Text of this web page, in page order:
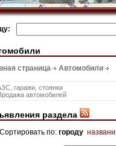
страница Автомобили
гаражи, стоянки
автомобилей
раздела
Сортировать по: городу